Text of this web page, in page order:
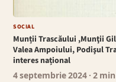
SOCIAL
Munții Trascăului ,Munţii
Valea Ampoiului, Podişul
interes național
4 septembrie 2024 · 2 min